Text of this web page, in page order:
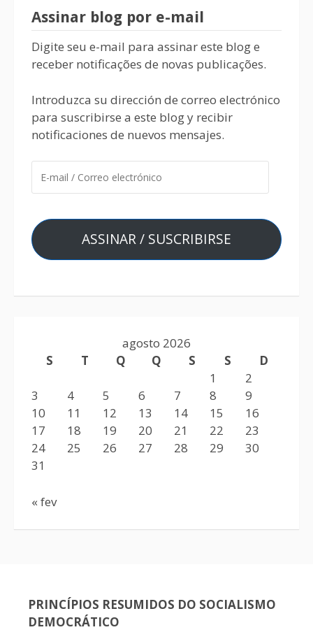
Assinar blog por e-mail
Digite seu e-mail para assinar este blog e
receber notificações de novas publicações.
Introduzca su dirección de correo electrónico
para suscribirse a este blog y recibir
notificaciones de nuevos mensajes.
ASSINAR / SUSCRIBIRSE
agosto 2026
S
T Q Q S S
D
1
2
3
4 5 6 7 8
9
10
11 12 13 14 15
16
17
18 19 20 21 22
23
24
25 26 27 28 29
30
31
« fev
PRINCÍPIOS RESUMIDOS DO SOCIALISMO
DEMOCRÁTICO